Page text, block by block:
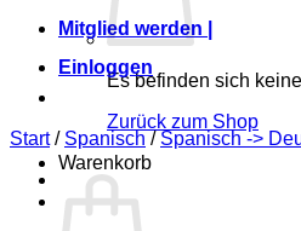
Es befinden sich
Zurück zum Shop
Warenkorb
Mitglied werden |
Einloggen
Start / Spanisch / Spanisch ->